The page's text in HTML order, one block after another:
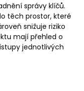
správy klíčů.
těch prostor, které
snižuje riziko
mají přehled o
jednotlivých